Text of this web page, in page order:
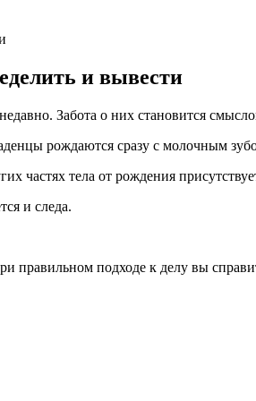
и вывести
Забота о них становится
рождаются сразу с молочным
частях тела от рождения
и следа.
правильном подходе к делу вы